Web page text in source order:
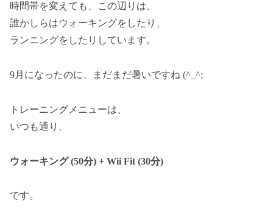
時間帯を変えても、この辺りは、
誰かしらはウォーキングをしたり、
ランニングをしたりしています。
9月になったのに、まだまだ暑いですね (^_^;
トレーニングメニューは、
いつも通り、
ウォーキング (50分) + Wii Fit (30分)
です。